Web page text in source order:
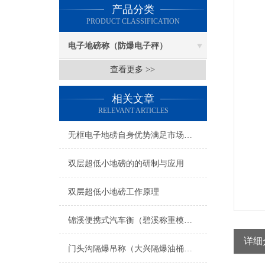
产品分类
PRODUCT CLASSIFICATION
电子地磅称（防爆电子秤）
查看更多 >>
相关文章
RELEVANT ARTICLES
无框电子地磅自身优势满足市场需求
双层超低小地磅的的研制与应用
双层超低小地磅工作原理
锦溪便携式汽车衡（碧溪称重模块）玉山汽车衡维修
门头沟隔爆吊称（大兴隔爆油桶秤）房山隔爆叉车称维修
详细